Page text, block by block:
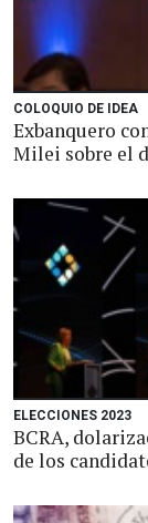
COLOQUIO DE IDEA
Exbanquero
Milei sobre el
ELECCIONES 2023
BCRA,
de los